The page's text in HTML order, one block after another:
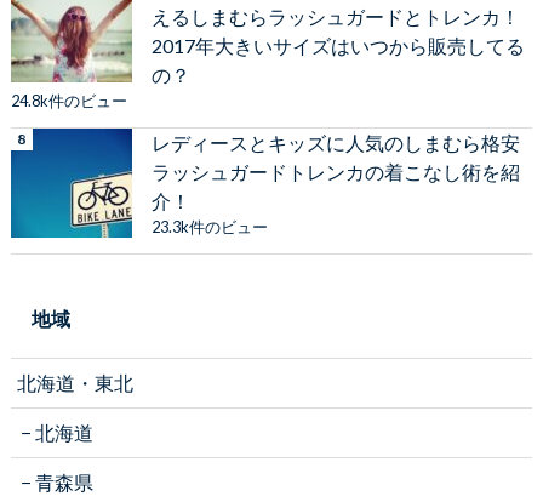
えるしまむらラッシュガードとトレンカ！
2017年大きいサイズはいつから販売してる
の？
24.8k件のビュー
レディースとキッズに人気のしまむら格安
ラッシュガードトレンカの着こなし術を紹
介！
23.3k件のビュー
地域
北海道・東北
北海道
青森県